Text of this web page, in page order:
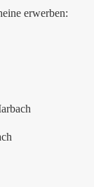
erwerben: